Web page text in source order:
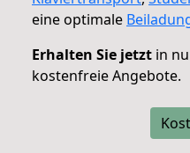
eine optimale
Erhalten Sie jetzt in
kostenfreie Angebote.